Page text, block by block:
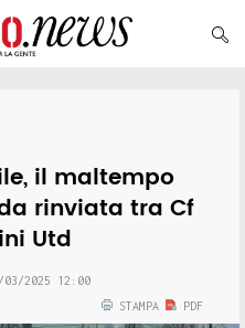
il maltempo
rinviata tra Cf
Utd
03/2025 12:00
STAMPA
PDF